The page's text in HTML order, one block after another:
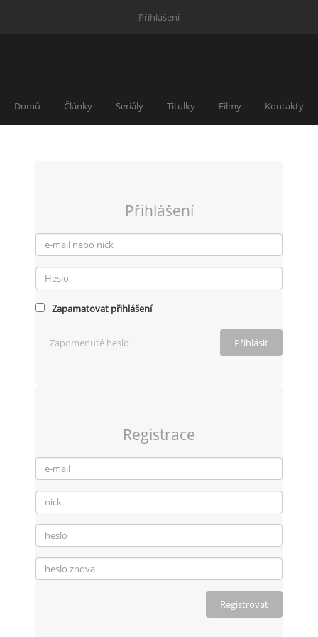
Přihlášení
Domů Články Seriály Titulky Filmy Kontakty
Přihlášení
Zapamatovat přihlášení
Zapomenuté heslo
Registrace